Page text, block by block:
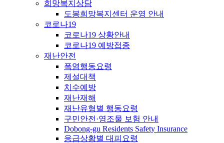
희망복지상담
도봉희망복지센터 운영 안내
코로나19
코로나19 상황안내
코로나19 예방접종
재난안전
폭염행동요령
제설대책
치수예방
재난재해
재난유형별 행동요령
구민안전·영조물 보험 안내
Dobong-gu Residents Safety Insurance
응급상황별 대피요령